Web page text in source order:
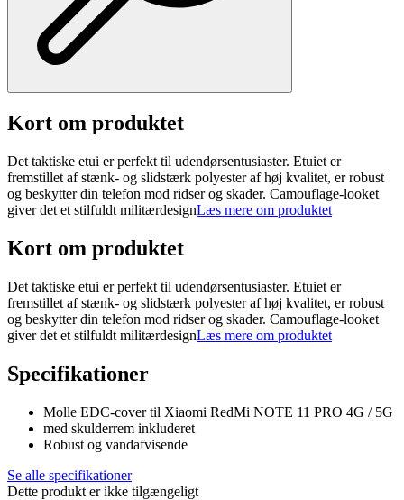
Kort om produktet
Det taktiske etui er perfekt til udendørsentusiaster. Etuiet er
fremstillet af stænk- og slidstærk polyester af høj kvalitet, er robust
og beskytter din telefon mod ridser og skader. Camouflage-looket
giver det et stilfuldt militærdesignLæs mere om produktet
Kort om produktet
Det taktiske etui er perfekt til udendørsentusiaster. Etuiet er
fremstillet af stænk- og slidstærk polyester af høj kvalitet, er robust
og beskytter din telefon mod ridser og skader. Camouflage-looket
giver det et stilfuldt militærdesignLæs mere om produktet
Specifikationer
Molle EDC-cover til Xiaomi RedMi NOTE 11 PRO 4G / 5G
med skulderrem inkluderet
Robust og vandafvisende
Se alle specifikationer
Dette produkt er ikke tilgængeligt